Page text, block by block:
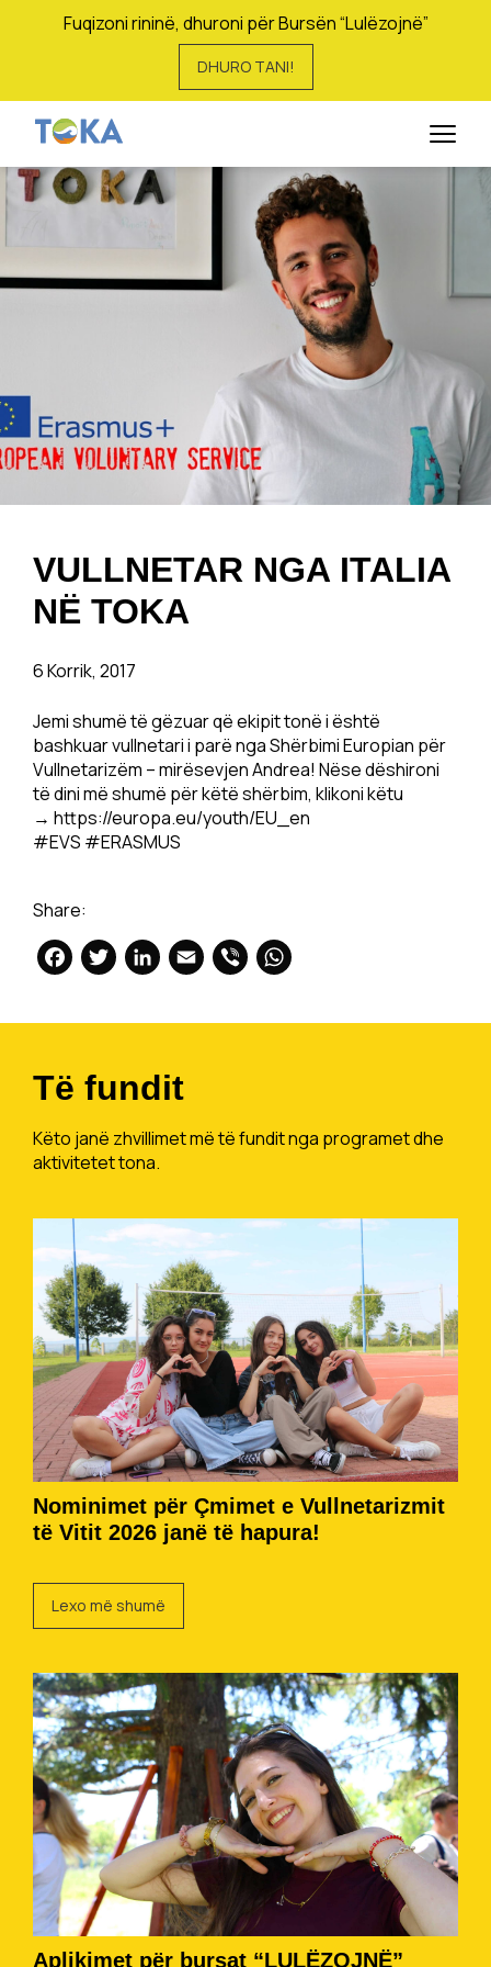
Fuqizoni rininë, dhuroni për Bursën “Lulëzojnë”
DHURO TANI!
VULLNETAR NGA ITALIA
NË TOKA
6 Korrik, 2017
Jemi shumë të gëzuar që ekipit tonë i është
bashkuar vullnetari i parë nga Shërbimi Europian për
Vullnetarizëm – mirësevjen Andrea! Nëse dëshironi
të dini më shumë për këtë shërbim, klikoni këtu
→ https://europa.eu/youth/EU_en
#EVS #ERASMUS
Share:
Facebook
Twitter
LinkedIn
Email
Viber
Të fundit
Këto janë zhvillimet më të fundit nga programet dhe
aktivitetet tona.
Nominimet për Çmimet e Vullnetarizmit
të Vitit 2026 janë të hapura!
Lexo më shumë
Aplikimet për bursat “LULËZOJNË”